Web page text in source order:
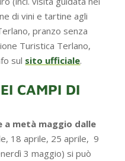
di vini e tartine agli
pranzo senza
Turistica Terlano,
sul sito ufficiale.
CAMPI DI
a metà maggio dalle
18 aprile, 25 aprile, 9
3 maggio) si può